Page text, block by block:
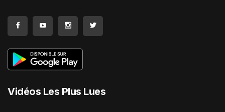
Vidéos Les Plus Lues